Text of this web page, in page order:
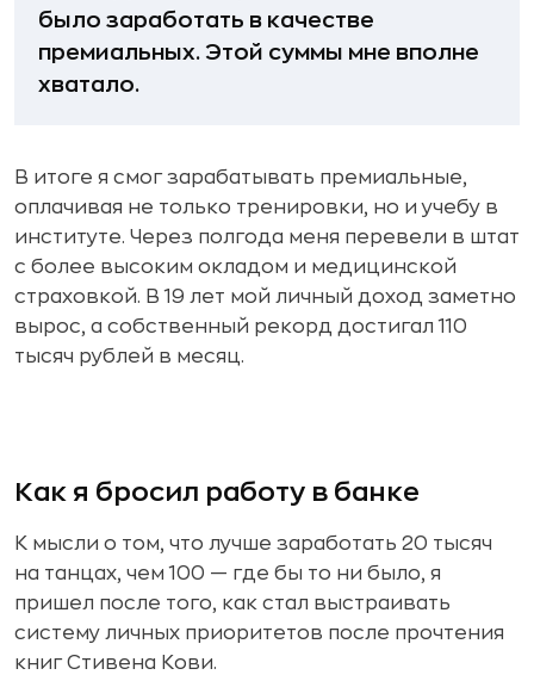
было заработать в качестве
премиальных. Этой суммы мне вполне
хватало.
В итоге я смог зарабатывать премиальные,
оплачивая не только тренировки, но и учебу в
институте. Через полгода меня перевели в штат
с более высоким окладом и медицинской
страховкой. В 19 лет мой личный доход заметно
вырос, а собственный рекорд достигал 110
тысяч рублей в месяц.
Как я бросил работу в банке
К мысли о том, что лучше заработать 20 тысяч
на танцах, чем 100 — где бы то ни было, я
пришел после того, как стал выстраивать
систему личных приоритетов после прочтения
книг Стивена Кови.